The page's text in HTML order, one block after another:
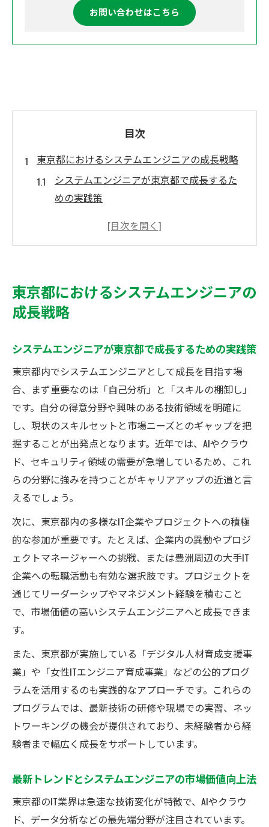
お問い合わせはこちら
目次
東京都におけるシステムエンジニアの成長戦略
システムエンジニアが東京都で成長するた
めの実践策
最新トレンドとシステムエンジニアの市場
システムエンジニアが東京都で意識したい
働き方改革
キャリア構築
キャリアアップを目指すなら身に付けたいスキ
ルとは
システムエンジニアに必要な最新スキルの
選び方
都内で評価されるシステムエンジニアのス
キルセット
キャリアアップへ導くシステムエンジニア
の実践力とは
システムエンジニアとして取得すべきITスキ
ルの全体像
東京都で成長するためのシステムエンジニ
ア必須能力
女性ITエンジニア育成事業と活用のポイント
東京都の女性ITエンジニア支援とシステムエ
ンジニアの可能性
多様性が広げるシステムエンジニアの新た
なキャリアチャンス
女性ITエンジニア育成事業を活かすシステム
システムエンジニアが知るべき女性向けキ
ャリア支援策
IT業界で求められる資格と実務力を磨く方法
東京都におけるシステムエンジニアの
成長戦略
システムエンジニアが東京都で成長するための実践策
東京都内でシステムエンジニアとして成長を目指す場
合、まず重要なのは「自己分析」と「スキルの棚卸し」
です。自分の得意分野や興味のある技術領域を明確に
し、現状のスキルセットと市場ニーズとのギャップを把
握することが出発点となります。近年では、AIやクラウ
ド、セキュリティ領域の需要が急増しているため、これ
らの分野に強みを持つことがキャリアアップの近道と言
えるでしょう。
次に、東京都内の多様なIT企業やプロジェクトへの積極
的な参加が重要です。たとえば、企業内の異動やプロジ
ェクトマネージャーへの挑戦、または豊洲周辺の大手IT
企業への転職活動も有効な選択肢です。プロジェクトを
通じてリーダーシップやマネジメント経験を積むこと
で、市場価値の高いシステムエンジニアへと成長できま
す。
また、東京都が実施している「デジタル人材育成支援事
業」や「女性ITエンジニア育成事業」などの公的プログ
ラムを活用するのも実践的なアプローチです。これらの
プログラムでは、最新技術の研修や現場での実習、ネッ
トワーキングの機会が提供されており、未経験者から経
験者まで幅広く成長をサポートしています。
最新トレンドとシステムエンジニアの市場価値向上法
東京都のIT業界は急速な技術変化が特徴で、AIやクラウ
ド、データ分析などの最先端分野が注目されています。